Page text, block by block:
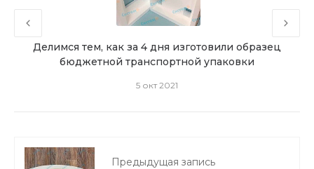
Делимся тем, как за 4 дня изготовили образец
бюджетной транспортной упаковки
5 окт 2021
Предыдущая запись